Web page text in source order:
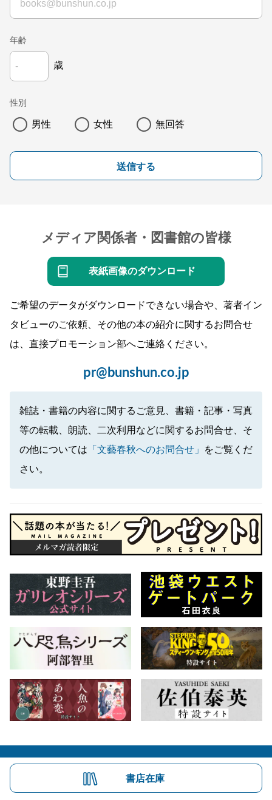
年齢
歳
性別
男性 女性 無回答
送信する
メディア関係者・図書館の皆様
表紙画像のダウンロード
ご希望のデータがダウンロードできない場合や、著者イン
タビューのご依頼、その他の本の紹介に関するお問合せ
は、直接プロモーション部へご連絡ください。
pr@bunshun.co.jp
雑誌・書籍の内容に関するご意見、書籍・記事・写真
等の転載、朗読、二次利用などに関するお問合せ、そ
の他については 「文藝春秋へのお問合せ」
をご覧くだ
さい。
書店在庫
会社概要 自費出版のご案内 お問合せ
株式会社文藝春秋 文春オンライン Number Web
Copyright © Bungeishunju Ltd.